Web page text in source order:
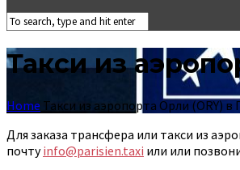
Такси из
Home Такси из аэропорта Орли (ORY)
Для заказа трансфера или такси из
почтуinfo@parisien.taxi или или